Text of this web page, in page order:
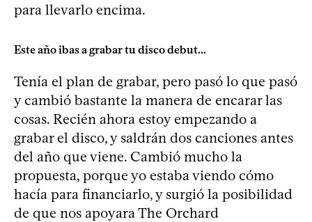
para llevarlo encima.
Este año ibas a grabar tu disco debut...
Tenía el plan de grabar, pero pasó lo que pasó
y cambió bastante la manera de encarar las
cosas. Recién ahora estoy empezando a
grabar el disco, y saldrán dos canciones antes
del año que viene. Cambió mucho la
propuesta, porque yo estaba viendo cómo
hacía para financiarlo, y surgió la posibilidad
de que nos apoyara The Orchard